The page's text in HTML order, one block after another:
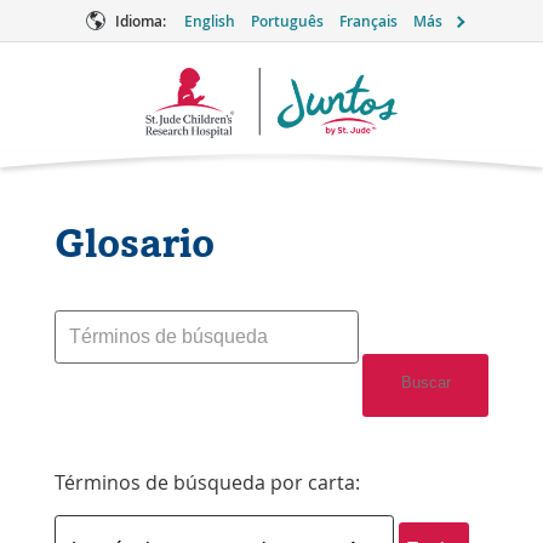
Idioma: English Português Français Más
Logotipo
Glosario
los
resultados
disponibles,
Buscar
Términos de búsqueda por carta: